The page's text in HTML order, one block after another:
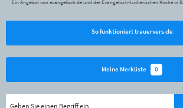
Ein Angebot von evangelisch.de und der Evangelisch-Lutherischen Kirche in
So funktioniert trauervers.de
Meine Merkliste 0